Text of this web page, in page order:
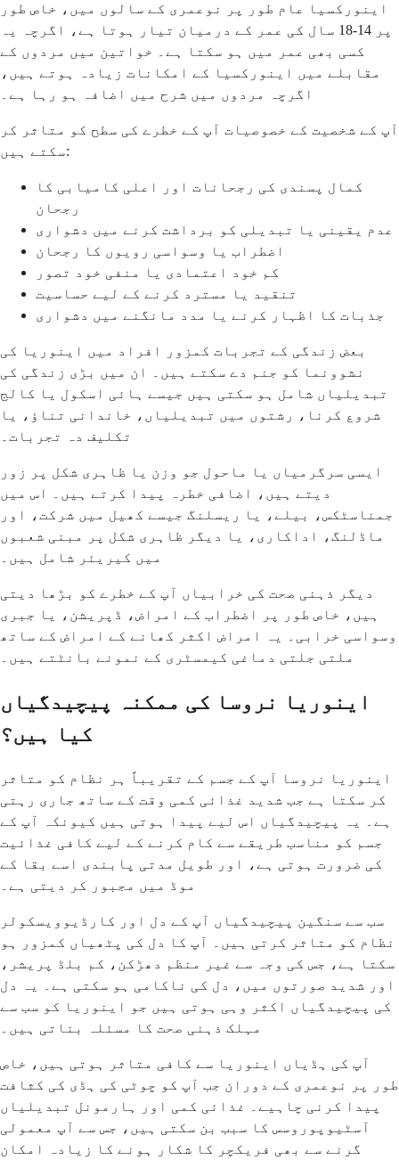
اینورکسیا عام طور پر نوعمری کے سالوں میں، خاص طور
پر 14-18 سال کی عمر کے درمیان تیار ہوتا ہے، اگرچہ یہ
کسی بھی عمر میں ہو سکتا ہے۔ خواتین میں مردوں کے
مقابلے میں اینورکسیا کے امکانات زیادہ ہوتے ہیں،
اگرچہ مردوں میں شرح میں اضافہ ہو رہا ہے۔
آپ کے شخصیت کے خصوصیات آپ کے خطرے کی سطح کو متاثر کر
سکتے ہیں:
کمال پسندی کی رجحانات اور اعلی کامیابی کا
رجحان
عدم یقینی یا تبدیلی کو برداشت کرنے میں دشواری
اضطراب یا وسواسی رویوں کا رجحان
کم خود اعتمادی یا منفی خود تصور
تنقید یا مسترد کرنے کے لیے حساسیت
جذبات کا اظہار کرنے یا مدد مانگنے میں دشواری
بعض زندگی کے تجربات کمزور افراد میں اینوریا کی
نشوونما کو جنم دے سکتے ہیں۔ ان میں بڑی زندگی کی
تبدیلیاں شامل ہو سکتی ہیں جیسے ہائی اسکول یا کالج
شروع کرنا، رشتوں میں تبدیلیاں، خاندانی تناؤ، یا
تکلیف دہ تجربات۔
ایسی سرگرمیاں یا ماحول جو وزن یا ظاہری شکل پر زور
دیتے ہیں، اضافی خطرہ پیدا کرتے ہیں۔ اس میں
جمناسٹکس، بیلے، یا ریسلنگ جیسے کھیل میں شرکت، اور
ماڈلنگ، اداکاری، یا دیگر ظاہری شکل پر مبنی شعبوں
میں کیریئر شامل ہیں۔
دیگر ذہنی صحت کی خرابیاں آپ کے خطرے کو بڑھا دیتی
ہیں، خاص طور پر اضطراب کے امراض، ڈپریشن، یا جبری
وسواسی خرابی۔ یہ امراض اکثر کھانے کے امراض کے ساتھ
ملتی جلتی دماغی کیمسٹری کے نمونے بانٹتے ہیں۔
اینوریا نروسا کی ممکنہ پیچیدگیاں
کیا ہیں؟
اینوریا نروسا آپ کے جسم کے تقریباً ہر نظام کو متاثر
کر سکتا ہے جب شدید غذائی کمی وقت کے ساتھ جاری رہتی
ہے۔ یہ پیچیدگیاں اس لیے پیدا ہوتی ہیں کیونکہ آپ کے
جسم کو مناسب طریقے سے کام کرنے کے لیے کافی غذائیت
کی ضرورت ہوتی ہے، اور طویل مدتی پابندی اسے بقا کے
موڈ میں مجبور کر دیتی ہے۔
سب سے سنگین پیچیدگیاں آپ کے دل اور کارڈیوویسکولر
نظام کو متاثر کرتی ہیں۔ آپ کا دل کی پٹھیاں کمزور ہو
سکتا ہے، جس کی وجہ سے غیر منظم دھڑکن، کم بلڈ پریشر،
اور شدید صورتوں میں، دل کی ناکامی ہو سکتی ہے۔ یہ دل
کی پیچیدگیاں اکثر وہی ہوتی ہیں جو اینوریا کو سب سے
مہلک ذہنی صحت کا مسئلہ بناتی ہیں۔
آپ کی ہڈیاں اینوریا سے کافی متاثر ہوتی ہیں، خاص
طور پر نوعمری کے دوران جب آپ کو چوٹی کی ہڈی کی کثافت
پیدا کرنی چاہیے۔ غذائی کمی اور ہارمونل تبدیلیاں
آسٹیوپوروسس کا سبب بن سکتی ہیں، جس سے آپ معمولی
گرنے سے بھی فریکچر کا شکار ہونے کا زیادہ امکان